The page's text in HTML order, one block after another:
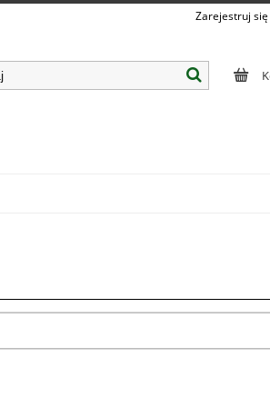
Zarejestruj się